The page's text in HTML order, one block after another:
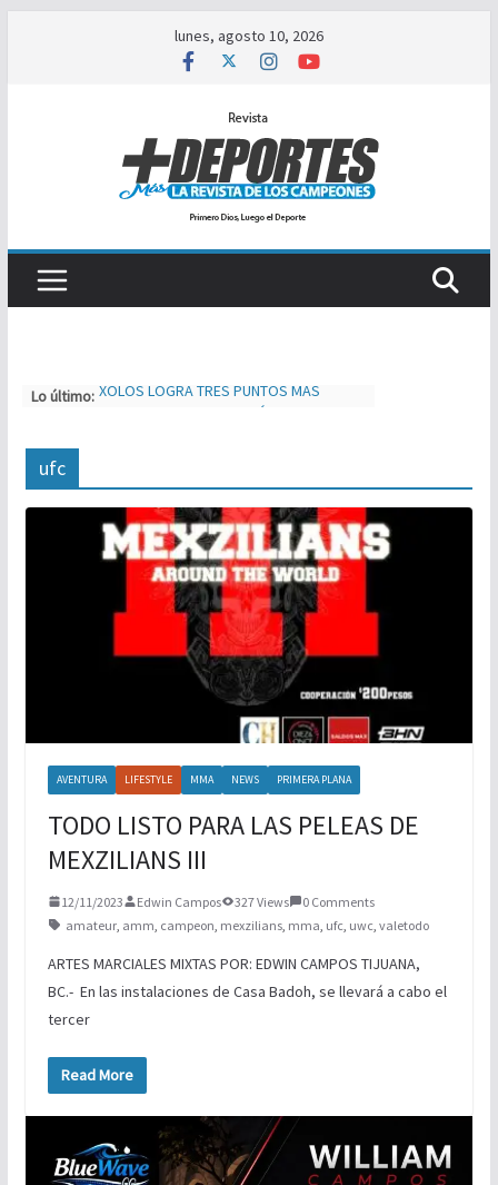
lunes, agosto 10, 2026
Lo último: XOLOS LOGRA TRES PUNTOS MAS
MXL
NUEVA ERA MAGFED SE CORONA EN
TORNEO DE PAINTBALL
BOXEO INTERNACIONAL
ufc
AVENTURA LIFESTYLE MMA NEWS PRIMERA PLANA
TODO LISTO PARA LAS PELEAS DE
MEXZILIANS III
12/11/2023 Edwin Campos 327 Views
0 Comments
amateur, amm campeon mexzilians, mma ufc uwc valetodo
ARTES MARCIALES MIXTAS POR: EDWIN CAMPOS TIJUANA,
BC.- En las instalaciones de Casa Badoh, se llevará a cabo el
tercer
Read More